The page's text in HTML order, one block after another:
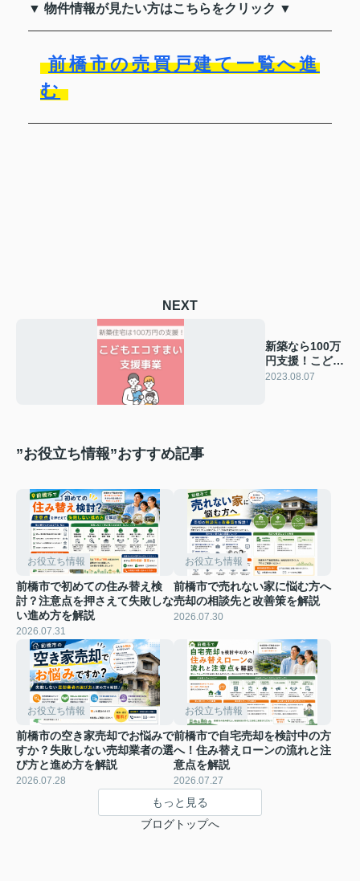
▼ 物件情報が見たい方はこちらをクリック ▼
前橋市の売買戸建て一覧へ進
む
NEXT
新築なら100万
円支援！こども
エコすまい支援
2023.08.07
”お役立ち情報”おすすめ記事
お役立ち情報
前橋市で初めての住み替え検
討？注意点を押さえて失敗しな
い進め方を解説
2026.07.31
お役立ち情報
前橋市で売れない家に悩む方へ
売却の相談先と改善策を解説
2026.07.30
お役立ち情報
前橋市の空き家売却でお悩みで
すか？失敗しない売却業者の選
び方と進め方を解説
2026.07.28
お役立ち情報
前橋市で自宅売却を検討中の方
へ！住み替えローンの流れと注
意点を解説
2026.07.27
もっと見る
ブログトップへ